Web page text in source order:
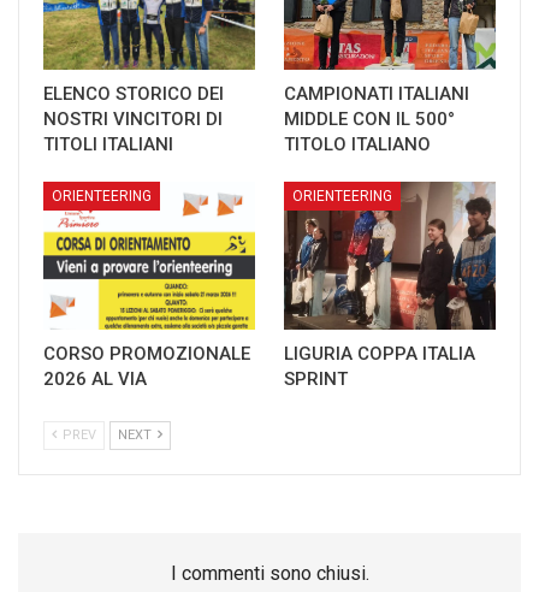
ELENCO STORICO DEI
NOSTRI VINCITORI DI
TITOLI ITALIANI
CAMPIONATI ITALIANI
MIDDLE CON IL 500°
TITOLO ITALIANO
ORIENTEERING
CORSO PROMOZIONALE
2026 AL VIA
ORIENTEERING
LIGURIA COPPA ITALIA
SPRINT
PREV NEXT
I commenti sono chiusi.